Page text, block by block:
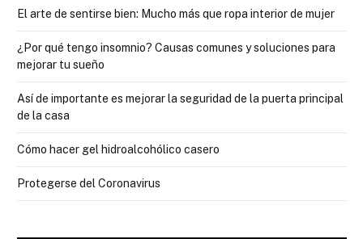
El arte de sentirse bien: Mucho más que ropa interior de mujer
¿Por qué tengo insomnio? Causas comunes y soluciones para
mejorar tu sueño
Así de importante es mejorar la seguridad de la puerta principal
de la casa
Cómo hacer gel hidroalcohólico casero
Protegerse del Coronavirus